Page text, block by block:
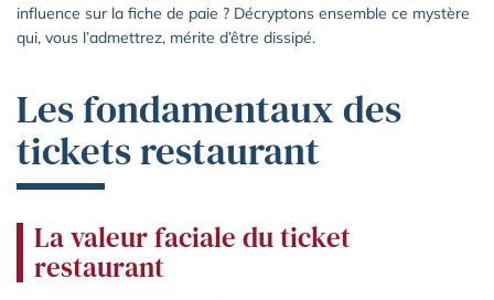
influence sur la fiche de paie ? Décryptons ensemble ce mystère
qui, vous l’admettrez, mérite d’être dissipé.
Les fondamentaux des
tickets restaurant
La valeur faciale du ticket
restaurant